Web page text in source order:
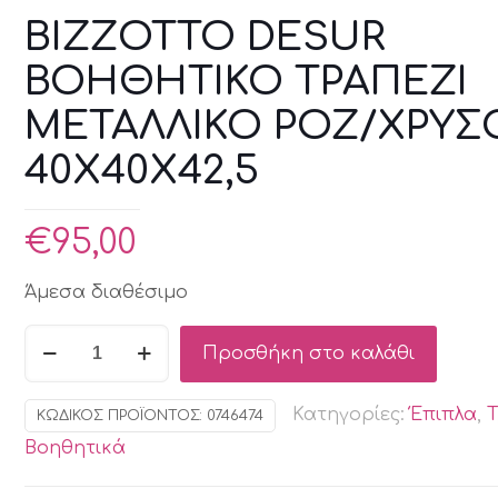
BIZZOTTO DESUR
ΒΟΗΘΗΤΙΚΟ ΤΡΑΠΕΖΙ
ΜΕΤΑΛΛΙΚΟ ΡΟΖ/
40X40X42,5
€95,00
Άμεσα διαθέσιμο
ΒΟΗΘΗΤΙΚΟ
ΤΡΑΠΕΖΙ
ΜΕΤΑΛΛΙΚΟ
Προσθήκη στο καλάθι
ΚΩΔΙΚΌΣ ΠΡΟΪΌΝΤΟΣ: 0746474 Κατηγορίες:Έπιπλα,
Βοηθητικά